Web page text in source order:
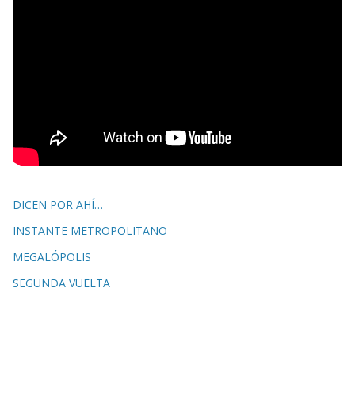
DICEN POR AHÍ…
INSTANTE METROPOLITANO
MEGALÓPOLIS
SEGUNDA VUELTA